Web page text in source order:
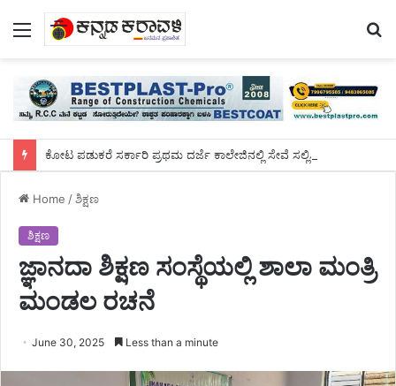
Menu
Home /ಶಿಕ್ಷಣ
ಶಿಕ್ಷಣ
ಜ್ಞಾನದಾ ಶಿಕ್ಷಣ ಸಂಸ್ಥೆಯಲ್ಲಿ ಶಾಲಾ ಮಂತ್ರಿ
ಮಂಡಲ ರಚನೆ
June 30, 2025 Less than a minute